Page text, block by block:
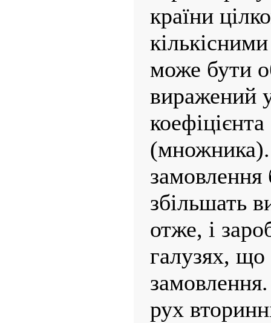
країни
може бути
виражений
(множника).
замовлення
збільшать
отже, і
галузях,
рух